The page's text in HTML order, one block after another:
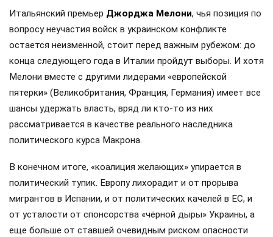
Итальянский премьер Джорджа Мелони, чья позиция по
вопросу неучастия войск в украинском конфликте
остается неизменной, стоит перед важным рубежом: до
конца следующего года в Италии пройдут выборы. И хотя
Мелони вместе с другими лидерами «европейской
пятерки» (Великобритания, Франция, Германия) имеет все
шансы удержать власть, вряд ли кто-то из них
рассматривается в качестве реального наследника
политического курса Макрона.
В конечном итоге, «коалиция желающих» упирается в
политический тупик. Европу лихорадит и от прорыва
мигрантов в Испании, и от политических качелей в ЕС, и
от усталости от спонсорства «чёрной дыры» Украины, а
еще больше от ставшей очевидным риском опасности